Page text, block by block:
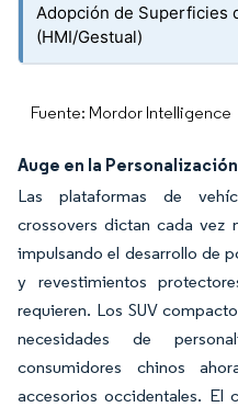
Adopción de Superficies
(HMI/Gestual)
Fuente: Mordor Intelligence
Auge en la Personalización
Las plataformas de
crossovers dictan cada vez
impulsando el desarrollo de
y revestimientos
requieren. Los SUV
necesidades de
consumidores chinos
accesorios occidentales. El